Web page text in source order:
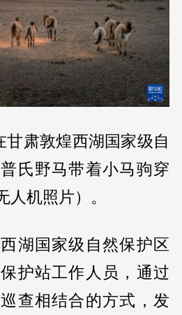
甘肃敦煌西湖国家级自
氏野马带着小马驹穿
人机照片）。
湖国家级自然保护区
护站工作人员，通过
查相结合的方式，发